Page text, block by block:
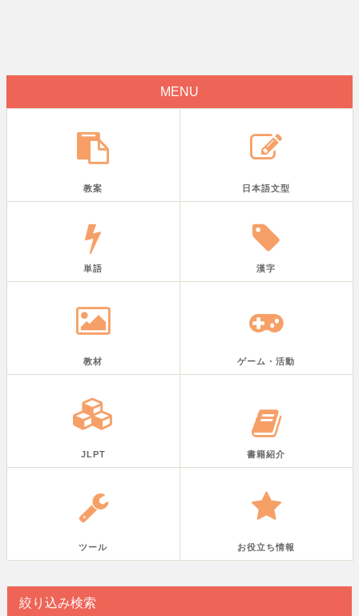
MENU
教案 日本語文型
単語 漢字
教材 ゲーム・活動
JLPT 書籍紹介
ツール お役立ち情報
絞り込み検索